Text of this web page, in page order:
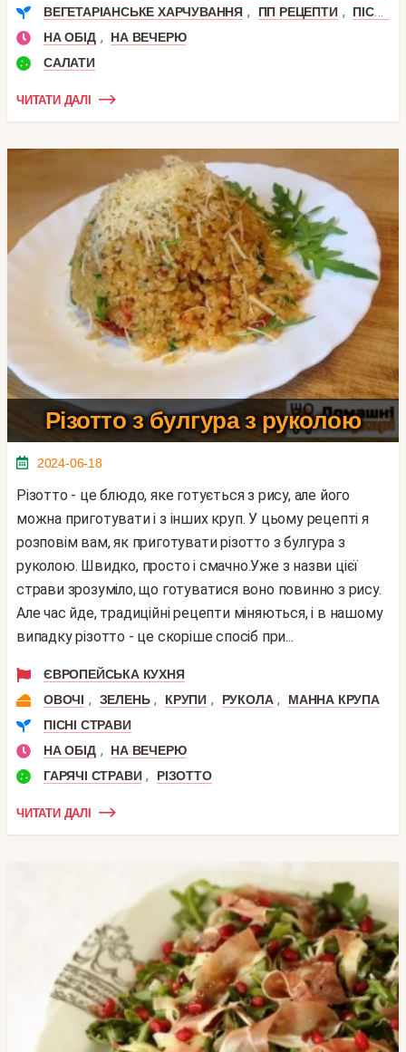
ВЕГЕТАРІАНСЬКЕ ХАРЧУВАННЯ , ПП РЕЦЕПТИ ,
ПІСНІ СТРАВИ
НА ОБІД ,
НА ВЕЧЕРЮ
САЛАТИ
ЧИТАТИ ДАЛІ
Різотто з булгура з руколою
2024-06-18
Різотто - це блюдо, яке готується з рису, але його
можна приготувати і з інших круп. У цьому рецепті я
розповім вам, як приготувати різотто з булгура з
руколою. Швидко, просто і смачно.Уже з назви цієї
страви зрозуміло, що готуватися воно повинно з рису.
Але час йде, традиційні рецепти міняються, і в нашому
випадку різотто - це скоріше спосіб при...
ЄВРОПЕЙСЬКА КУХНЯ
ОВОЧІ , ЗЕЛЕНЬ , КРУПИ , РУКОЛА ,
МАННА КРУПА
ПІСНІ СТРАВИ
НА ОБІД ,
НА ВЕЧЕРЮ
ГАРЯЧІ СТРАВИ , РІЗОТТО
ЧИТАТИ ДАЛІ